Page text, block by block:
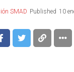
SMAD Published 10